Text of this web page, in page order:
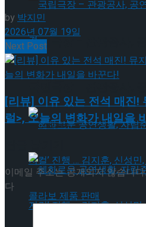
국립극장 – 관광공사,
약 체결
약 체결
by박지민
2026년 07월 19일
Next Post
[리뷰] 이유 있는 전석 매진!
럴>, 오늘의 변화가 내일을
이메일 주소는 공개되지 않습니다.
다